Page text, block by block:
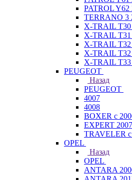
PATROL Y62
TERRANO 3
X-TRAIL T30
X-TRAIL T31
X-TRAIL T32
X-TRAIL T32
X-TRAIL T33
PEUGEOT
Назад
PEUGEOT
4007
4008
BOXER с
EXPERT
TRAVELER
OPEL
Назад
OPEL
ANTARA